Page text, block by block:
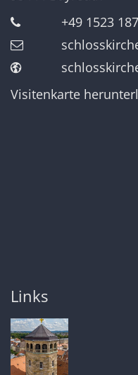
+49 1523
Visitenkarte
Links